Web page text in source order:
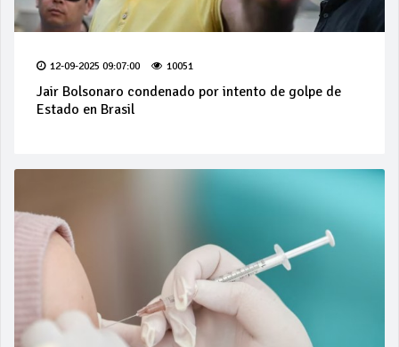
12-09-2025 09:07:00 10051
Jair Bolsonaro condenado por intento de golpe de
Estado en Brasil